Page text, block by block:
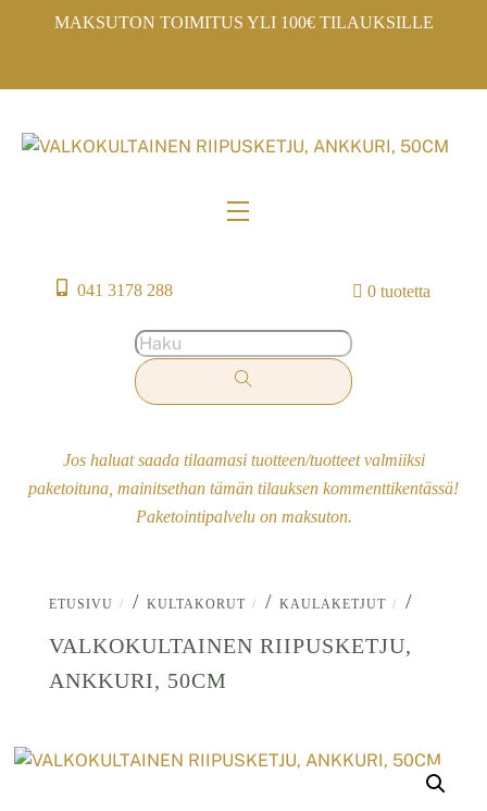
MAKSUTON TOIMITUS YLI 100€ TILAUKSILLE
Menu
041 3178 288 0 tuotetta
Jos haluat saada tilaamasi tuotteen/tuotteet valmiiksi
paketoituna, mainitsethan tämän tilauksen kommenttikentässä!
Paketointipalvelu on maksuton.
ETUSIVU / KULTAKORUT / KAULAKETJUT
/
VALKOKULTAINEN RIIPUSKETJU,
ANKKURI, 50CM